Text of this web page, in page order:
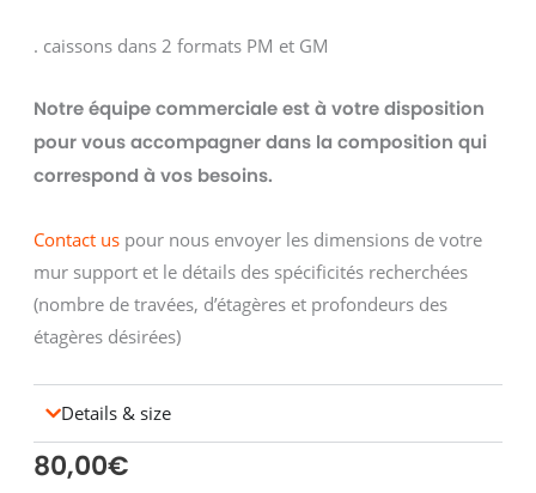
. caissons dans 2 formats PM et GM
Notre équipe commerciale est à votre disposition
pour vous accompagner dans la composition qui
correspond à vos besoins.
Contact uspour nous envoyer les dimensions de votre
mur support et le détails des spécificités recherchées
(nombre de travées, d’étagères et profondeurs des
étagères désirées)
Details & size
80,00€